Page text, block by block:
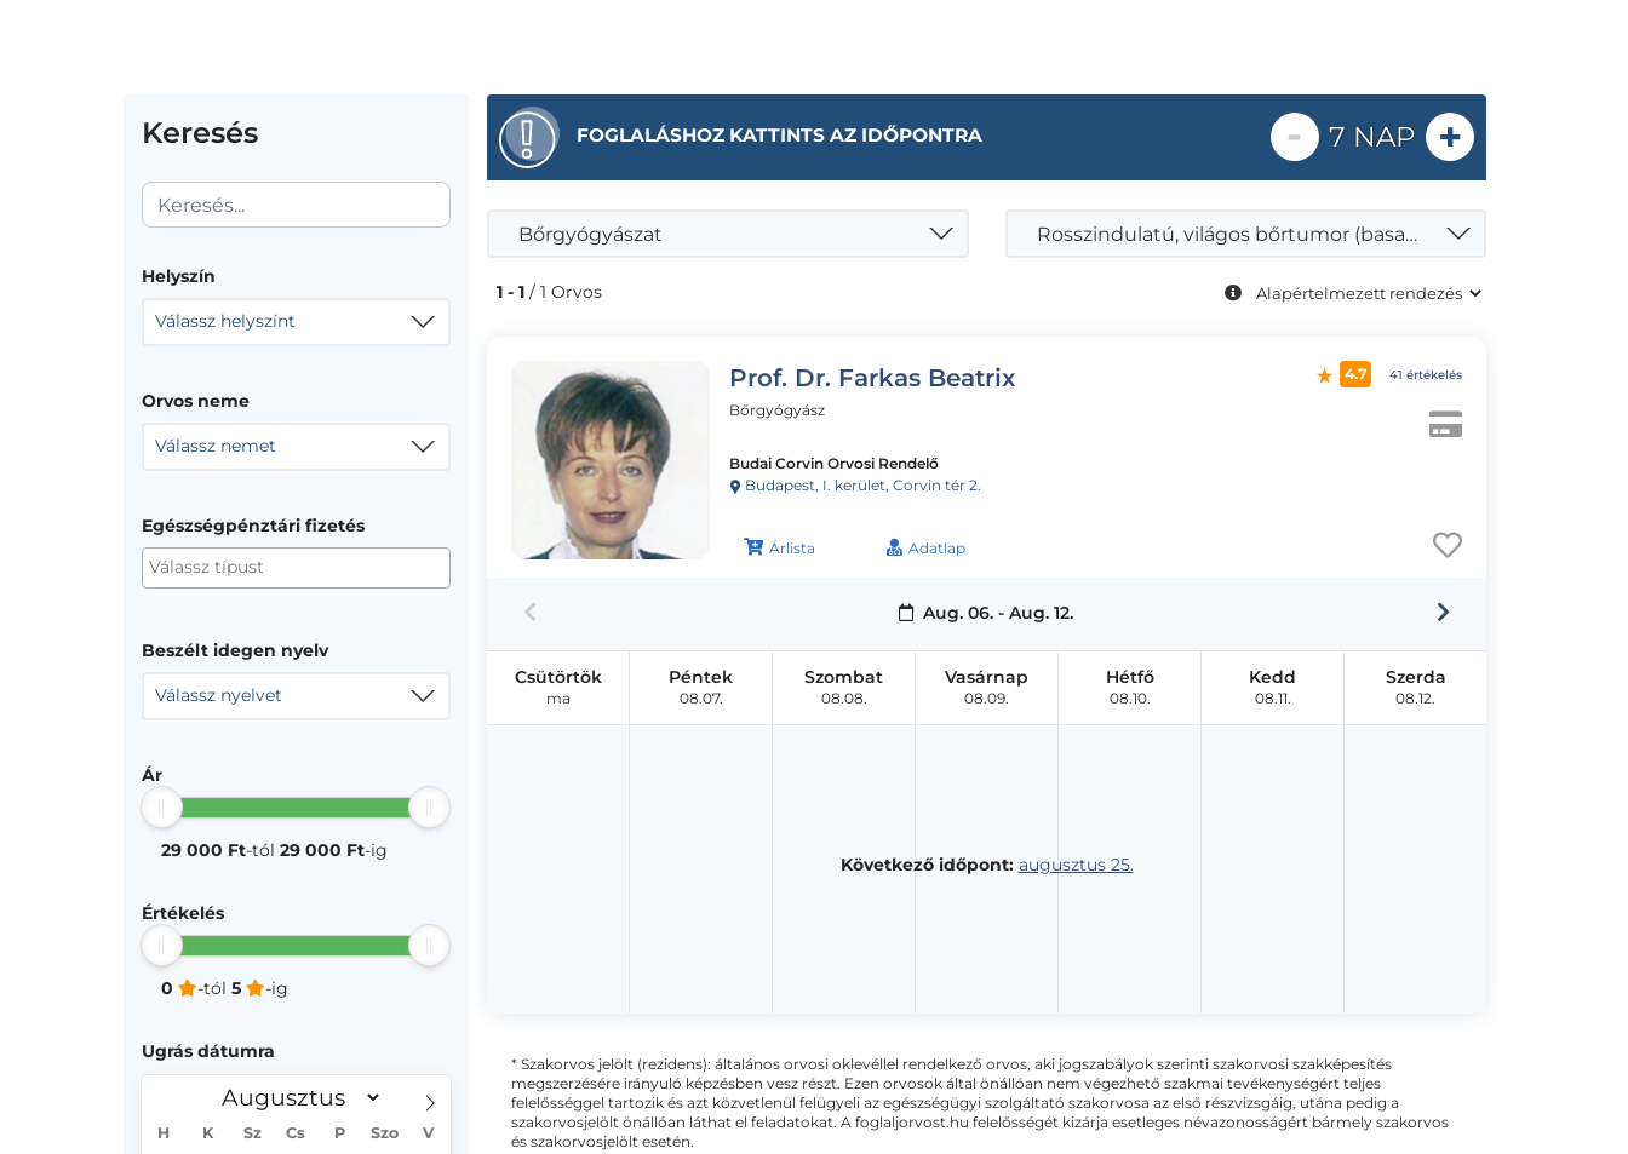
Keresés
Helyszín
Válassz helyszínt
Orvos neme
Válassz nemet
Egészségpénztári fizetés
Beszélt idegen nyelv
Válassz nyelvet
Ár
29 000 Ft-tól 29 000 Ft-ig
Értékelés
0 -tól 5 -ig
Ugrás dátumra
H K Sz Cs P Szo V
FOGLALÁSHOZ KATTINTS AZ IDŐPONTRA - 7 NAP +
Bőrgyógyászat Rosszindulatú, világos bőrtumor (basalioma) fotodinámiás (PDT) kezelése
1 - 1 / 1 Orvos
Prof. Dr. Farkas Beatrix
Bőrgyógyász
Budai Corvin Orvosi Rendelő
Budapest, I. kerület, Corvin tér 2.
Árlista Adatlap
4.7 41 értékelés
Aug. 06. - Aug. 12.
Következő időpont: augusztus 25.
Csütörtök
ma
Péntek
08.07.
Szombat
08.08.
Vasárnap
08.09.
Hétfő
08.10.
Kedd
08.11.
Szerda
08.12.
* Szakorvos jelölt (rezidens): általános orvosi oklevéllel rendelkező orvos, aki jogszabályok szerinti szakorvosi szakképesítés
megszerzésére irányuló képzésben vesz részt. Ezen orvosok által önállóan nem végezhető szakmai tevékenységért teljes
felelősséggel tartozik és azt közvetlenül felügyeli az egészségügyi szolgáltató szakorvosa az első részvizsgáig, utána pedig a
szakorvosjelölt önállóan láthat el feladatokat. A foglaljorvost.hu felelősségét kizárja esetleges névazonosságért bármely szakorvos
és szakorvosjelölt esetén.